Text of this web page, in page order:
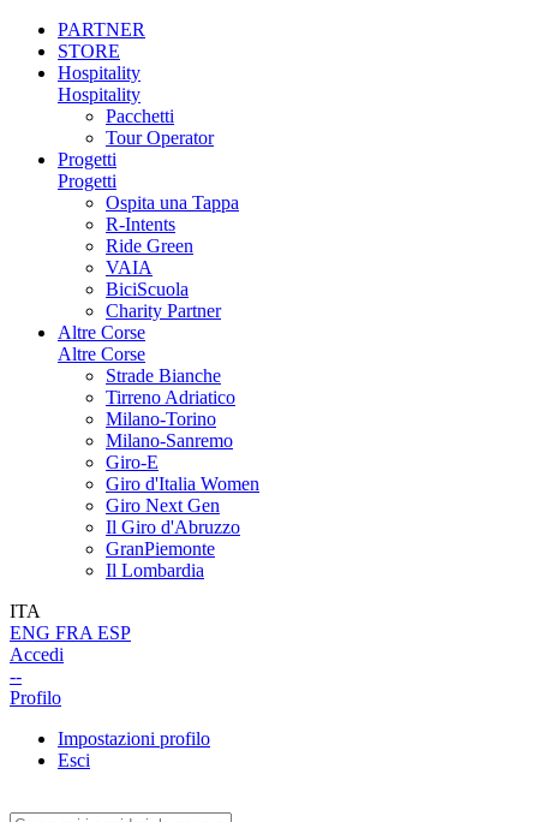
PARTNER
STORE
Hospitality
Hospitality
Pacchetti
Tour Operator
Progetti
Progetti
Ospita una Tappa
R-Intents
Ride Green
VAIA
BiciScuola
Charity Partner
Altre Corse
Altre Corse
Strade Bianche
Tirreno Adriatico
Milano-Torino
Milano-Sanremo
Giro-E
Giro d'Italia Women
Giro Next Gen
Il Giro d'Abruzzo
GranPiemonte
Il Lombardia
ITA
ENG FRA ESP
Accedi
--
Profilo
Impostazioni profilo
Esci